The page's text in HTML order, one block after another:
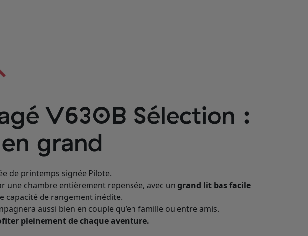
V630B Sélection :
grand
de printemps signée Pilote.
une chambre entièrement repensée, avec un grand lit bas facile
capacité de rangement inédite.
aussi bien en couple qu’en famille ou entre amis.
pleinement de chaque aventure.